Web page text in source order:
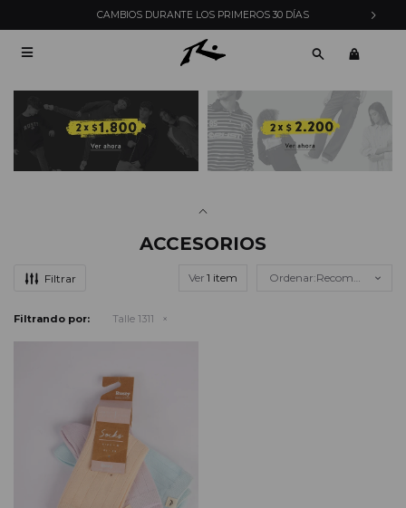
CAMBIOS DURANTE LOS PRIMEROS 30 DÍAS

ACCESORIOS
Ver Recomendados
Filtrando por: Talle 1311